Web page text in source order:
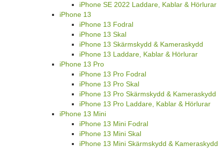
iPhone SE 2022 Laddare, Kablar & Hörlurar
iPhone 13
iPhone 13 Fodral
iPhone 13 Skal
iPhone 13 Skärmskydd & Kameraskydd
iPhone 13 Laddare, Kablar & Hörlurar
iPhone 13 Pro
iPhone 13 Pro Fodral
iPhone 13 Pro Skal
iPhone 13 Pro Skärmskydd & Kameraskydd
iPhone 13 Pro Laddare, Kablar & Hörlurar
iPhone 13 Mini
iPhone 13 Mini Fodral
iPhone 13 Mini Skal
iPhone 13 Mini Skärmskydd & Kameraskydd